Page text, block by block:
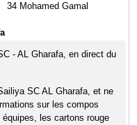
34 Mohamed Gamal
- AL Gharafa, en direct du
SC AL Gharafa, et ne
sur les compos
les cartons rouge